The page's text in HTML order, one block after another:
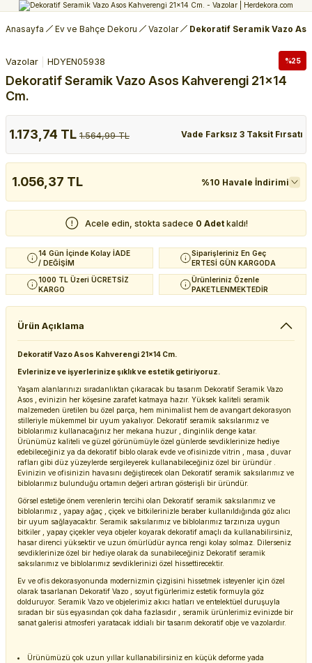
Anasayfa Ev ve Bahçe Dekoru Vazolar Dekoratif Seramik Vazo
%25
Vazolar HDYEN05938
Dekoratif Seramik Vazo Asos Kahverengi 21x14
Cm.
1.173,74 TL 1.564,99 TL Vade Farksız 3 Taksit Fırsatı
1.056,37 TL %10 Havale İndirimi
Acele edin, stokta sadece 0 Adet kaldı!
14 Gün İçinde Kolay İADE
/ DEĞİŞİM
Siparişleriniz En Geç
ERTESİ GÜN KARGODA
1000 TL Üzeri ÜCRETSİZ
KARGO
Ürünleriniz Özenle
PAKETLENMEKTEDİR
Ürün Açıklama
Dekoratif Vazo Asos Kahverengi 21x14 Cm.
Evlerinize ve işyerlerinize şıklık ve estetik getiriyoruz.
Yaşam alanlarınızı sıradanlıktan çıkaracak bu tasarım Dekoratif Seramik Vazo
Asos , evinizin her köşesine zarafet katmaya hazır. Yüksek kaliteli seramik
malzemeden üretilen bu özel parça, hem minimalist hem de avangart dekorasyon
stilleriyle mükemmel bir uyum yakalıyor. Dekoratif seramik saksılarımız ve
biblolarımız kullanacağınız her mekana huzur , dinginlik denge katar.
Ürünümüz kaliteli ve güzel görünümüyle özel günlerde sevdiklerinize hediye
edebileceğiniz ya da dekoratif biblo olarak evde ve ofisinizde vitrin , masa , duvar
rafları gibi düz yüzeylerde sergileyerek kullanabileceğiniz özel bir üründür .
Evinizin ve ofisinizin havasını değiştirecek olan Dekoratif seramik saksılarımız ve
biblolarımız bulunduğu ortamın değeri artıran gösterişli bir üründür.
Görsel estetiğe önem verenlerin tercihi olan Dekoratif seramik saksılarımız ve
biblolarımız , yapay ağaç , çiçek ve bitkilerinizle beraber kullanıldığında göz alıcı
bir uyum sağlayacaktır. Seramik saksılarımız ve biblolarımız tarzınıza uygun
bitkiler , yapay çiçekler veya objeler koyarak dekoratif amaçlı da kullanabilirsiniz,
hasar direnci yüksektir ve uzun ömürlüdür ayrıca rengi kolay solmaz. Dilerseniz
sevdiklerinize özel bir hediye olarak da sunabileceğiniz Dekoratif seramik
saksılarımız ve biblolarımız sevdiklerinizi özel hissettirecektir.
Ev ve ofis dekorasyonunda modernizmin çizgisini hissetmek isteyenler için özel
olarak tasarlanan Dekoratif Vazo , soyut figürlerimiz estetik formuyla göz
dolduruyor. Seramik Vazo ve objelerimiz akıcı hatları ve entelektüel duruşuyla
sıradan bir süs eşyasından çok daha fazlasıdır , seramik ürünlerimiz evinizde bir
sanat galerisi atmosferi yaratacak iddialı bir tasarım dekoratif obje ve vazolardır.
Ürünümüzü çok uzun yıllar kullanabilirsiniz en küçük deforme yada